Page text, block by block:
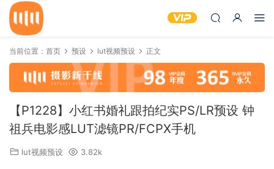
当前位置： 首页 预设 lut视频预设 正文
【P1228】小红书婚礼跟拍纪实PS/LR预设 钟
祖兵电影感LUT滤镜PR/FCPX手机
lut视频预设 3.82k